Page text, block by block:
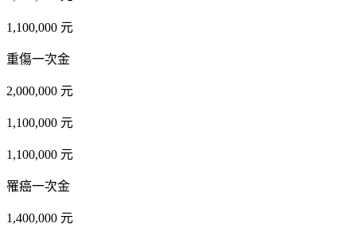
1,100,000 元
重傷一次金
2,000,000 元
1,100,000 元
1,100,000 元
罹癌一次金
1,400,000 元